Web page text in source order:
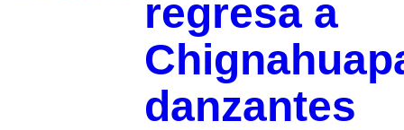
regresa a
danzantes